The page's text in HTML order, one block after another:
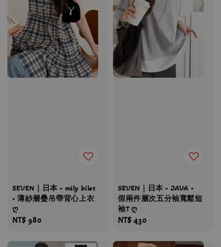
SEVEN｜日本 • mily bilet
• 薄紗層疊吊帶背心上衣
ღ
Regular
NT$ 980
SEVEN｜日本 • JAVA •
假兩件層次五分袖寬鬆短
袖T ღ
Regular
NT$ 430